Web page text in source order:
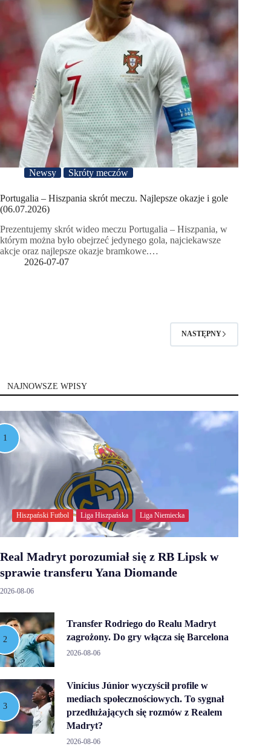
Newsy Skróty meczów
Portugalia – Hiszpania skrót meczu. Najlepsze okazje i gole
(06.07.2026)
Prezentujemy skrót wideo meczu Portugalia – Hiszpania, w
którym można było obejrzeć jedynego gola, najciekawsze
akcje oraz najlepsze okazje bramkowe.…
2026-07-07
NASTĘPNY
NAJNOWSZE WPISY
Hiszpański Futbol Liga Hiszpańska Liga Niemiecka
Real Madryt porozumiał się z RB Lipsk w
sprawie transferu Yana Diomande
2026-08-06
Transfer Rodriego do Realu Madryt
zagrożony. Do gry włącza się Barcelona
2026-08-06
Vinícius Júnior wyczyścił profile w
mediach społecznościowych. To sygnał
przedłużających się rozmów z Realem
Madryt?
2026-08-06